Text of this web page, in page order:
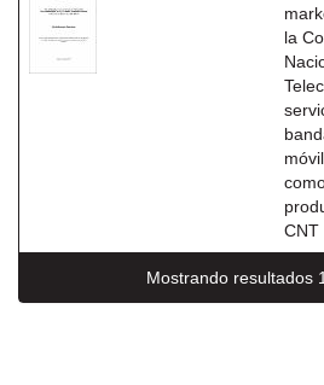
la
CNT
Mostrando resultados